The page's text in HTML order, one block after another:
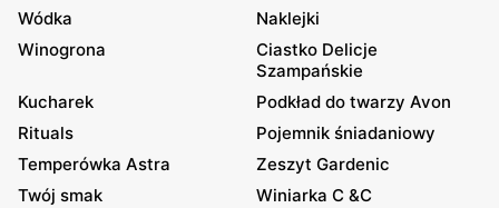
Wódka
Naklejki
Winogrona
Ciastko Delicje
Szampańskie
Kucharek
Podkład do twarzy Avon
Rituals
Pojemnik śniadaniowy
Temperówka Astra
Zeszyt Gardenic
Twój smak
Winiarka C &C